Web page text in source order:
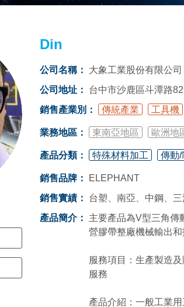
Din
公司名稱：
大象工業股份有限公司
公司地址：
台中市沙鹿區斗潭路
銷售產業別：
傳統產業 工具機
業務地區： 東南亞地區 歐洲地
產品分類： 特殊材料加工 傳動/
銷售品牌：
ELEPHANT
銷售實績：
台塑、南亞、中鋼、
產品簡介：
主要產品為V型三角傳
營膠帶整廠機械輸出和
服務項目：生產製造
服務
產品介紹：一般工業